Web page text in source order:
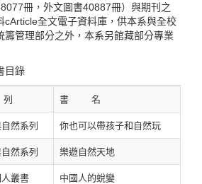
冊，外文圖書40887冊）與期刊之
cArticle全文電子資料庫，供本系與全校
籌管理部分之外，本系另館藏部分專業
目錄
書 名
然系列 你也可以帶孩子和自然玩
然系列 樂遊自然天地
叢書 中國人的蛻變